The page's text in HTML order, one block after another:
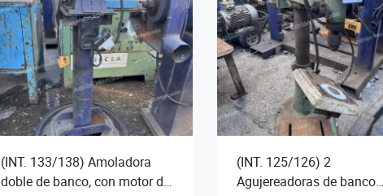
(INT. 133/138) Amoladora
doble de banco, con motor de
(INT. 125/126) 2
Agujereadoras de banco